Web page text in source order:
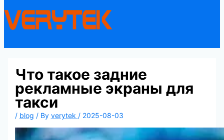
Что такое задние
рекламные экраны для
такси
/ blog / By verytek / 2025-08-03